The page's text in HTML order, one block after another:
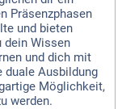
Präsenzphasen
und bieten
dein Wissen
und dich mit
duale Ausbildung
Möglichkeit,
werden.